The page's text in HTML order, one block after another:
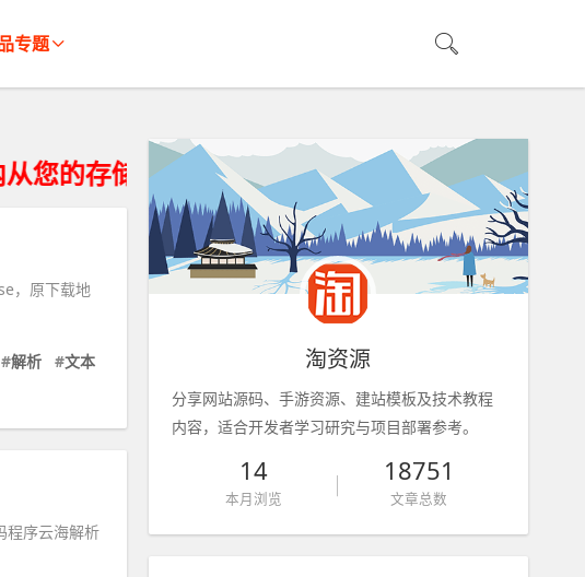
专题
储设备删除、不得违法运营。
，原下载地
#解析 #文本
程序云海解析
淘资源
分享网站源码、手游资源、建站模板及技术教程
内容，适合开发者学习研究与项目部署参考。
14
本月浏览
18751
文章总数